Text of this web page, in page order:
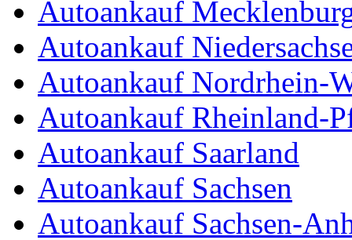
Autoankauf
Autoankauf
Autoankauf Nordrhein-
Autoankauf Rheinland-
Autoankauf Saarland
Autoankauf Sachsen
Autoankauf Sachsen-